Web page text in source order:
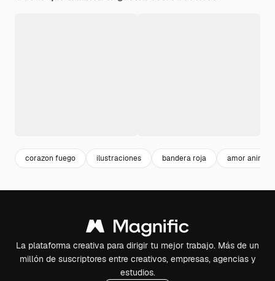
corazon fuego ilustraciones bandera roja amor
La plataforma creativa para dirigir tu mejor trabajo. Más de un
millón de suscriptores entre creativos, empresas, agencias y
estudios.